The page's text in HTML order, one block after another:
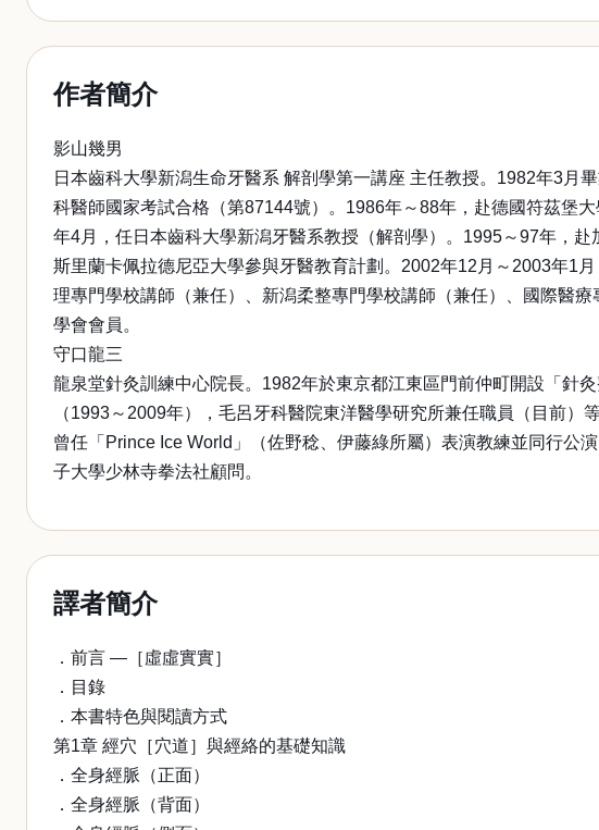
作者簡介
影山幾男
日本齒科大學新潟生命牙醫系 解剖學第一講座 主任教授。1982年3月
科醫師國家考試合格（第87144號）。1986年～88年，赴德國符茲堡
年4月，任日本齒科大學新潟牙醫系教授（解剖學）。1995～97年，
斯里蘭卡佩拉德尼亞大學參與牙醫教育計劃。2002年12月～2003年1
理專門學校講師（兼任）、新潟柔整專門學校講師（兼任）、國際醫
學會會員。
守口龍三
龍泉堂針灸訓練中心院長。1982年於東京都江東區門前仲町開設「針
（1993～2009年），毛呂牙科醫院東洋醫學研究所兼任職員（目前
曾任「Prince Ice World」（佐野稔、伊藤綠所屬）表演教練並同行公
子大學少林寺拳法社顧問。
譯者簡介
．前言 —［虛虛實實］
．目錄
．本書特色與閱讀方式
第1章 經穴［穴道］與經絡的基礎知識
．全身經脈（正面）
．全身經脈（背面）